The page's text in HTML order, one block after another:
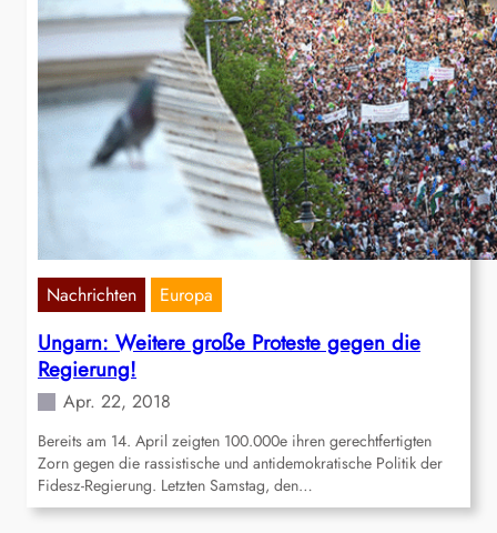
Nachrichten Europa
Ungarn: Weitere große Proteste gegen die
Regierung!
Apr. 22, 2018
Bereits am 14. April zeigten 100.000e ihren gerechtfertigten
Zorn gegen die rassistische und antidemokratische Politik der
Fidesz-Regierung. Letzten Samstag, den…